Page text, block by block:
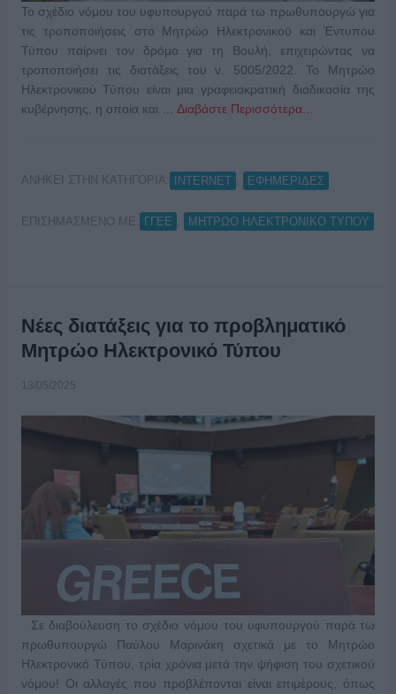
Το σχέδιο νόμου του υφυπουργού παρά τω πρωθυπουργώ για
τις τροποποιήσεις στο Μητρώο Ηλεκτρονικού και Έντυπου
Τύπου παίρνει τον δρόμο για τη Βουλή, επιχειρώντας να
τροποποιήσει τις διατάξεις του ν. 5005/2022. Το Μητρώο
Ηλεκτρονικού Τύπου είναι μια γραφειοκρατική διαδικασία της
κυβέρνησης, η οποία και … Διαβάστε Περισσότερα...
ΑΝΗΚΕΙ ΣΤΗΝ ΚΑΤΗΓΟΡΙΑ: INTERNET ΕΦΗΜΕΡΙΔΕΣ
ΕΠΙΣΗΜΑΣΜΕΝΟ ΜΕ: ΓΓΕΕ ΜΗΤΡΩΟ ΗΛΕΚΤΡΟΝΙΚΟ ΤΥΠΟΥ
Νέες διατάξεις για το προβληματικό
Μητρώο Ηλεκτρονικό Τύπου
13/05/2025
Σε διαβούλευση το σχέδιο νόμου του υφυπουργού παρά τω
πρωθυπουργώ Παύλου Μαρινάκη σχετικά με το Μητρώο
Ηλεκτρονικό Τύπου, τρία χρόνια μετά την ψήφιση του σχετικού
νόμου! Οι αλλαγές που προβλέπονται είναι επιμέρους, όπως